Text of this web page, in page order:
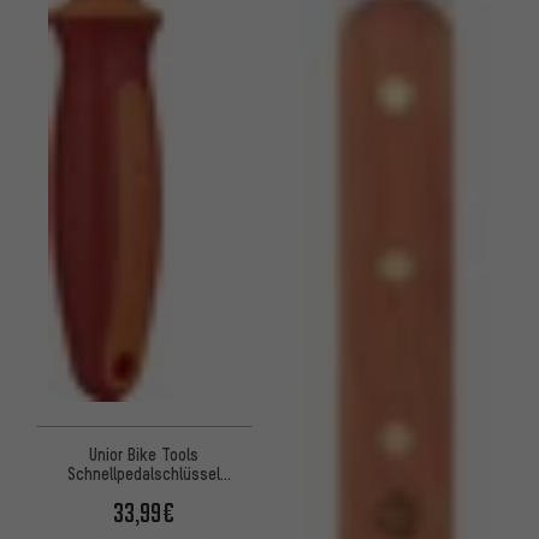
Unior Bike Tools
Schnellpedalschlüssel
33,99€